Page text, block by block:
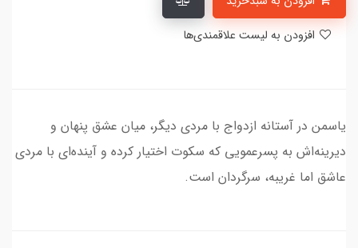
یاسمن در آستانه ازدواج با مردی دیگر، میان عشق پنهان و
دیرینه‌اش به پسرعمویی که سکوت اختیار کرده و آینده‌ای با مردی
عاشق اما غریبه، سرگردان است.